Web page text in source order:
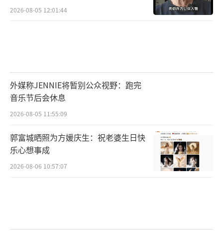
2026-08-05 12:01:44
外媒称JENNIE将暂别公众视野：跑完
音乐节后会休息
2026-08-05 11:55:09
郭富城晒照为方媛庆生：祝老婆生日快
乐心想事成
2026-08-06 10:57:07